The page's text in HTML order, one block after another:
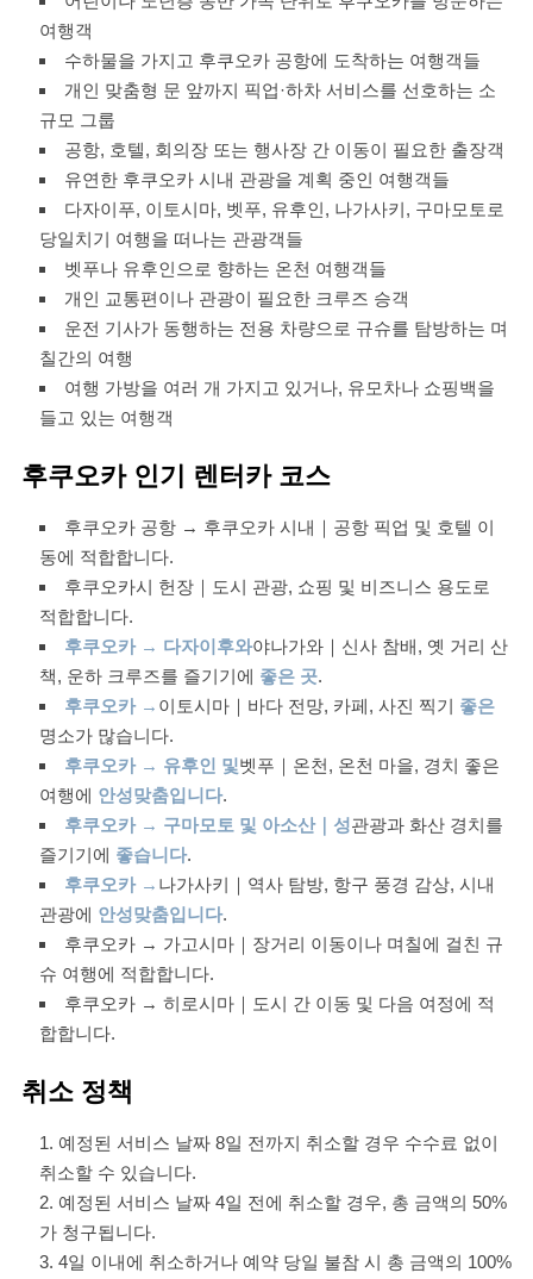
여행객
수하물을 가지고 후쿠오카 공항에 도착하는 여행객들
개인 맞춤형 문 앞까지 픽업·하차 서비스를 선호하는 소
규모 그룹
공항, 호텔, 회의장 또는 행사장 간 이동이 필요한 출장객
유연한 후쿠오카 시내 관광을 계획 중인 여행객들
다자이푸, 이토시마, 벳푸, 유후인, 나가사키, 구마모토로
당일치기 여행을 떠나는 관광객들
벳푸나 유후인으로 향하는 온천 여행객들
개인 교통편이나 관광이 필요한 크루즈 승객
운전 기사가 동행하는 전용 차량으로 규슈를 탐방하는 며
칠간의 여행
여행 가방을 여러 개 가지고 있거나, 유모차나 쇼핑백을
들고 있는 여행객
후쿠오카 인기 렌터카 코스
후쿠오카 공항 → 후쿠오카 시내｜공항 픽업 및 호텔 이
동에 적합합니다.
후쿠오카시 헌장｜도시 관광, 쇼핑 및 비즈니스 용도로
적합합니다.
후쿠오카 → 다자이후와야나가와｜신사 참배, 옛 거리 산
책, 운하 크루즈를 즐기기에 좋은 곳.
후쿠오카 → 이토시마｜바다 전망, 카페, 사진 찍기 좋은
명소가 많습니다.
후쿠오카 → 유후인 및벳푸｜온천, 온천 마을, 경치 좋은
여행에 안성맞춤입니다.
후쿠오카 → 구마모토 및 아소산｜성관광과 화산 경치를
즐기기에 좋습니다.
후쿠오카 → 나가사키｜역사 탐방, 항구 풍경 감상, 시내
관광에 안성맞춤입니다.
후쿠오카 → 가고시마｜장거리 이동이나 며칠에 걸친 규
슈 여행에 적합합니다.
후쿠오카 → 히로시마｜도시 간 이동 및 다음 여정에 적
합합니다.
취소 정책
예정된 서비스 날짜 8일 전까지 취소할 경우 수수료 없이
취소할 수 있습니다.
예정된 서비스 날짜 4일 전에 취소할 경우, 총 금액의 50%
가 청구됩니다.
4일 이내에 취소하거나 예약 당일 불참 시 총 금액의 100%